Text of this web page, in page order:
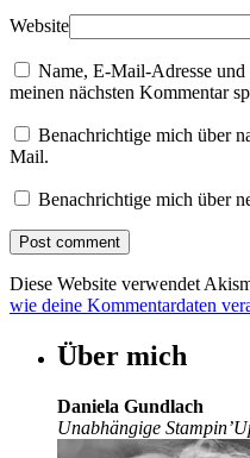
Website
Name, E-Mail-Adresse
meinen nächsten Kommentar
Benachrichtige mich über
Mail.
Benachrichtige mich über
Diese Website verwendet
wie deine Kommentardaten
Über mich
Daniela Gundlach
Unabhängige